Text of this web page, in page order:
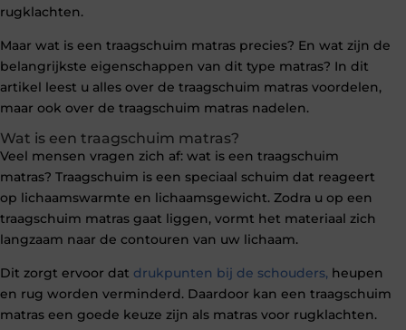
rugklachten.
Maar wat is een traagschuim matras precies? En wat zijn de
belangrijkste eigenschappen van dit type matras? In dit
artikel leest u alles over de traagschuim matras voordelen,
maar ook over de traagschuim matras nadelen.
Wat is een traagschuim matras?
Veel mensen vragen zich af: wat is een traagschuim
matras? Traagschuim is een speciaal schuim dat reageert
op lichaamswarmte en lichaamsgewicht. Zodra u op een
traagschuim matras gaat liggen, vormt het materiaal zich
langzaam naar de contouren van uw lichaam.
Dit zorgt ervoor dat drukpunten bij de schouders, heupen
en rug worden verminderd. Daardoor kan een traagschuim
matras een goede keuze zijn als matras voor rugklachten.